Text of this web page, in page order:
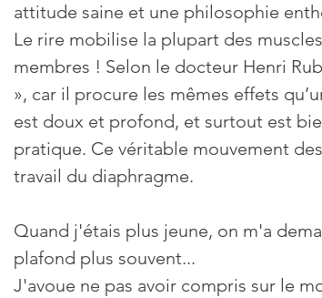
attitude saine et une philosophie
Le rire mobilise la plupart des
membres ! Selon le docteur Henri
», car il procure les mêmes effets
est doux et profond, et surtout est
pratique. Ce véritable mouvement
travail du diaphragme.
Quand j'étais plus jeune, on m'a
plafond plus souvent...
J'avoue ne pas avoir compris sur le